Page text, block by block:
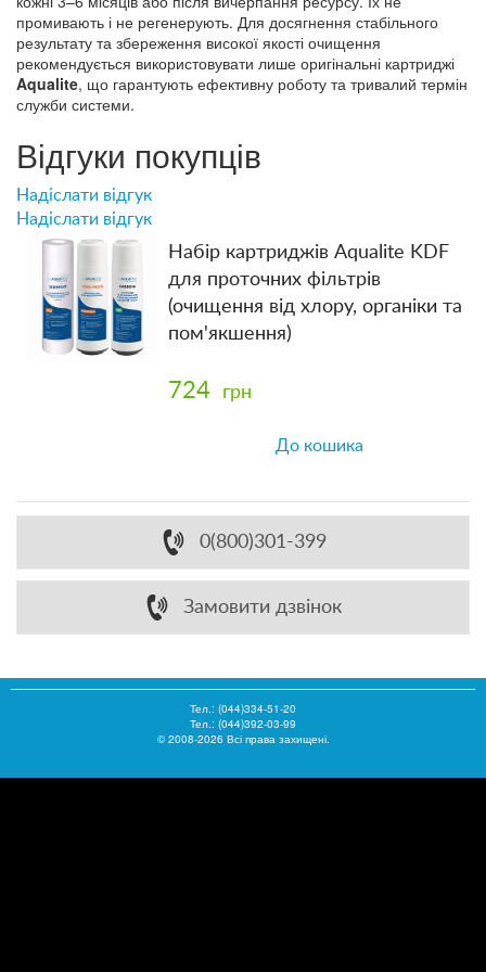
промивають і не регенерують. Для досягнення стабільного
результату та збереження високої якості очищення
рекомендується використовувати лише оригінальні картриджі
Aqualite, що гарантують ефективну роботу та тривалий термін
служби системи.
Відгуки покупців
Надіслати відгук
Надіслати відгук
Набір картриджів Aqualite KDF
для проточних фільтрів
(очищення від хлору, органіки та
пом'якшення)
724 грн
До кошика
0(800)301-399
Замовити дзвінок
Тел.: (044)334-51-20
Тел.: (044)392-03-99
© 2008-2026 Всі права захищені.